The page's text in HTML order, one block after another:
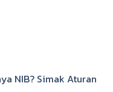
NIB? Simak Aturan